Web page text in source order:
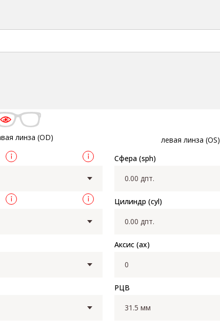
SHMC
линза (OD)
левая линза (OS)
Сфера (sph)
Цилиндр (cyl)
Аксис (ax)
РЦВ